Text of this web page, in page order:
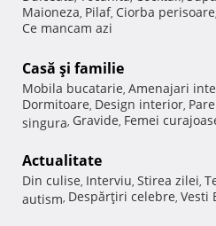
Maioneza, Pilaf, Ciorba perisoare,
Ce mancam azi
Casă şi familie
Mobila bucatarie, Amenajari
Dormitoare, Design interior,
singura, Gravide, Femei
Actualitate
Din culise, Interviu, Stirea zilei,
autism, Despărţiri celebre, Vesti